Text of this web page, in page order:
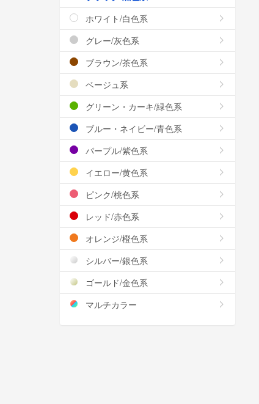
ホワイト/白色系
グレー/灰色系
ブラウン/茶色系
ベージュ系
グリーン・カーキ/緑色系
ブルー・ネイビー/青色系
パープル/紫色系
イエロー/黄色系
ピンク/桃色系
レッド/赤色系
オレンジ/橙色系
シルバー/銀色系
ゴールド/金色系
マルチカラー